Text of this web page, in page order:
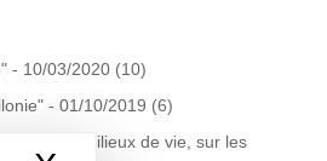
- 10/03/2020 (10)
- 01/10/2019 (6)
dans les milieux de vie, sur les